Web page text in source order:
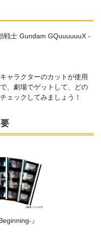
戦士 Gundam GQuuuuuuX -
ャラクターのカットが使用
、劇場でゲットして、どの
ェックしてみましょう！
』